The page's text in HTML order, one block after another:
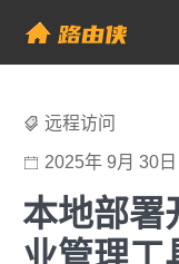
content
帮助中心
远程访问
2025年 9月 30日
本地部署
业管理